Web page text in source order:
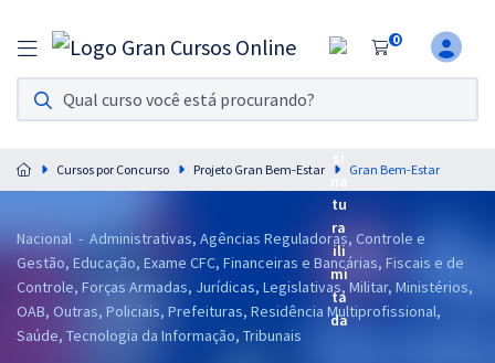
0
Assinatura Ilimitada 11
Acesso a todos os cursos. Teste grátis por 7 dias!
Assinatura OAB Até Passar
Residências Multiprofissionais
Preparação completa e intensiva para as principais
residências em saúde do Brasil
Cursos por Concurso Projeto Gran Bem-Estar Gran Bem-Estar
Nacional - Administrativas, Agências Reguladoras, Controle e
Gestão, Educação, Exame CFC, Financeiras e Bancárias, Fiscais e de
Controle, Forças Armadas, Jurídicas, Legislativas, Militar, Ministérios,
OAB, Outras, Policiais, Prefeituras, Residência Multiprofissional,
Saúde, Tecnologia da Informação, Tribunais